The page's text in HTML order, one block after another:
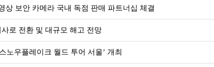
상 보안 카메라 국내 독점 판매 파트너십 체결
로 전환 및 대규모 해고 전망
노우플레이크 월드 투어 서울’ 개최